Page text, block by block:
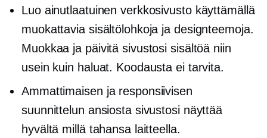
Luo ainutlaatuinen verkkosivusto käyttämällä
muokattavia sisältölohkoja ja designteemoja.
Muokkaa ja päivitä sivustosi sisältöä niin
usein kuin haluat. Koodausta ei tarvita.
Ammattimaisen ja responsiivisen
suunnittelun ansiosta sivustosi näyttää
hyvältä millä tahansa laitteella.